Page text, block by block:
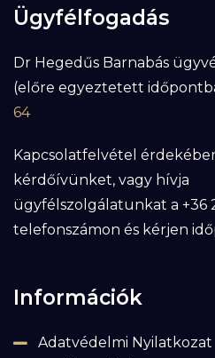
Ügyfélfogadás
Dr Hegedűs Barnabás
(előre egyeztetett
64
Kapcsolatfelvétel
kérdőívünket, vagy hívja
ügyfélszolgálatunkat a +36
telefonszámon és kérjen
Információk
Adatvédelmi Nyilatkozat